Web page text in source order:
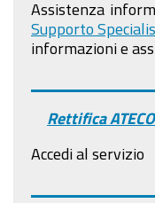
Assistenza
Supporto
informazioni e
Rettifica
Accedi al servizio